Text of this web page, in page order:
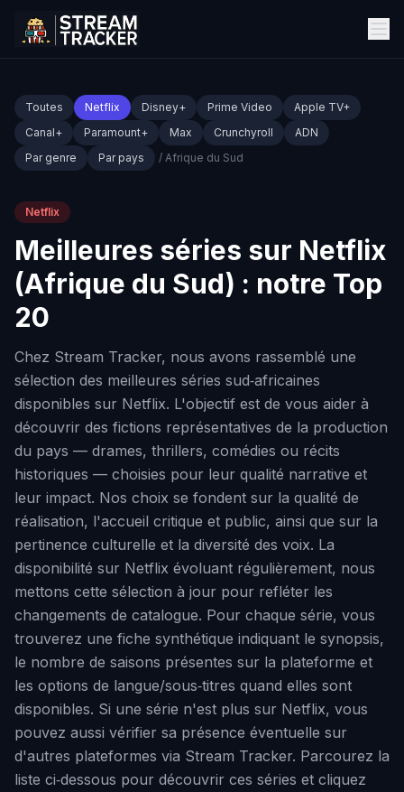
Toutes Netflix Disney+ Prime Video
Apple TV+
Canal+
Paramount+ Max Crunchyroll
ADN
Par genre
Par pays / Afrique du Sud
Netflix
Meilleures séries sur Netflix
(Afrique du Sud) : notre Top
20
Chez Stream Tracker, nous avons rassemblé une
sélection des meilleures séries sud‑africaines
disponibles sur Netflix. L'objectif est de vous aider à
découvrir des fictions représentatives de la production
du pays — drames, thrillers, comédies ou récits
historiques — choisies pour leur qualité narrative et
leur impact. Nos choix se fondent sur la qualité de
réalisation, l'accueil critique et public, ainsi que sur la
pertinence culturelle et la diversité des voix. La
disponibilité sur Netflix évoluant régulièrement, nous
mettons cette sélection à jour pour refléter les
changements de catalogue. Pour chaque série, vous
trouverez une fiche synthétique indiquant le synopsis,
le nombre de saisons présentes sur la plateforme et
les options de langue/sous‑titres quand elles sont
disponibles. Si une série n'est plus sur Netflix, vous
pouvez aussi vérifier sa présence éventuelle sur
d'autres plateformes via Stream Tracker. Parcourez la
liste ci‑dessous pour découvrir ces séries et cliquez